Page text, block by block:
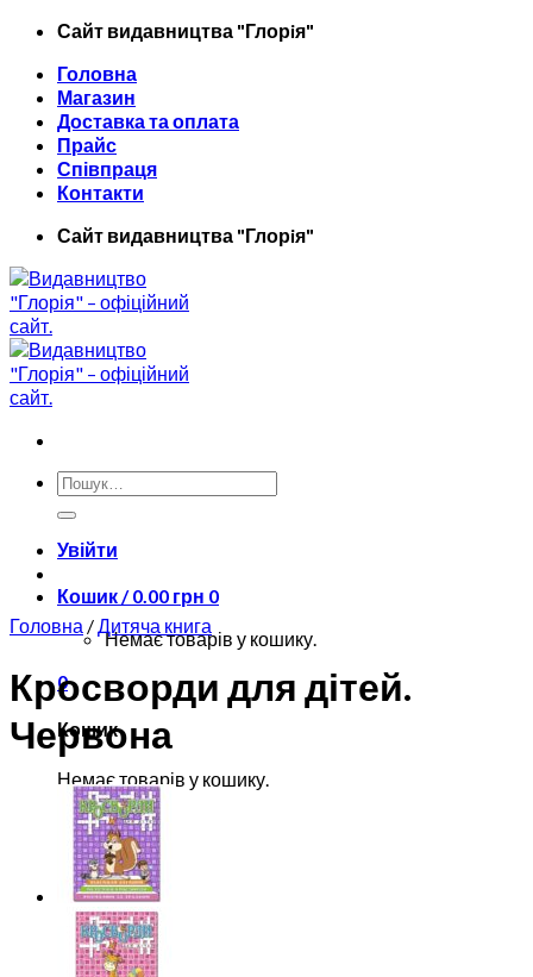
Skip
content
Сайт видавництва "Глорiя"
Головна
Магазин
Доставка та оплата
Прайс
Співпраця
Контакти
Сайт видавництва "Глорiя"
Шукати:
Увійти
Кошик /0.00 грн 0
Немає товарів у кошику.
0
Кошик
Немає товарів у кошику.
Головна /Дитяча книга
Кросворди для дітей.
Червона